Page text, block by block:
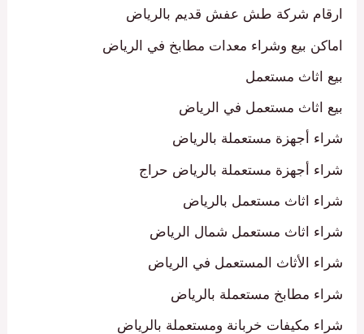
ارقام شركة طش عفش قديم بالرياض
اماكن بيع وشراء معدات مطابخ في الرياض
بيع اثاث مستعمل
بيع اثاث مستعمل في الرياض
شراء أجهزة مستعملة بالرياض
شراء أجهزة مستعملة بالرياض حراج
شراء اثاث مستعمل بالرياض
شراء اثاث مستعمل شمال الرياض
شراء الأثاث المستعمل في الرياض
شراء مطابخ مستعملة بالرياض
شراء مكيفات خربانة ومستعملة بالرياض